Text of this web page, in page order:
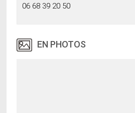
06 68 39 20 50
EN PHOTOS